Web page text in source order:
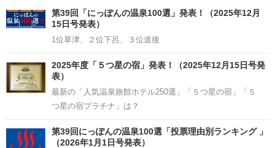
Channel
第39回「にっぽんの温泉100選」発表！（2025年12月
15日号発表）
1位草津、２位下呂、３位道後
2025年度「５つ星の宿」発表！（2025年12月15日号発
表）
最新の「人気温泉旅館ホテル250選」「５つ星の宿」「５
つ星の宿プラチナ」は？
第39回にっぽんの温泉100選「投票理由別ランキング 」
（2026年1月1日号発表）